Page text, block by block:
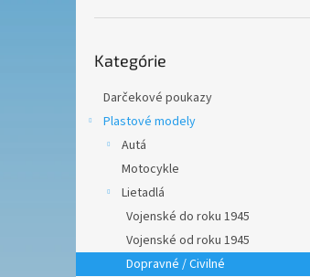
kategórie
Kategórie
Darčekové poukazy
Plastové modely
Autá
Motocykle
Lietadlá
Vojenské do roku 1945
Vojenské od roku 1945
Dopravné / Civilné